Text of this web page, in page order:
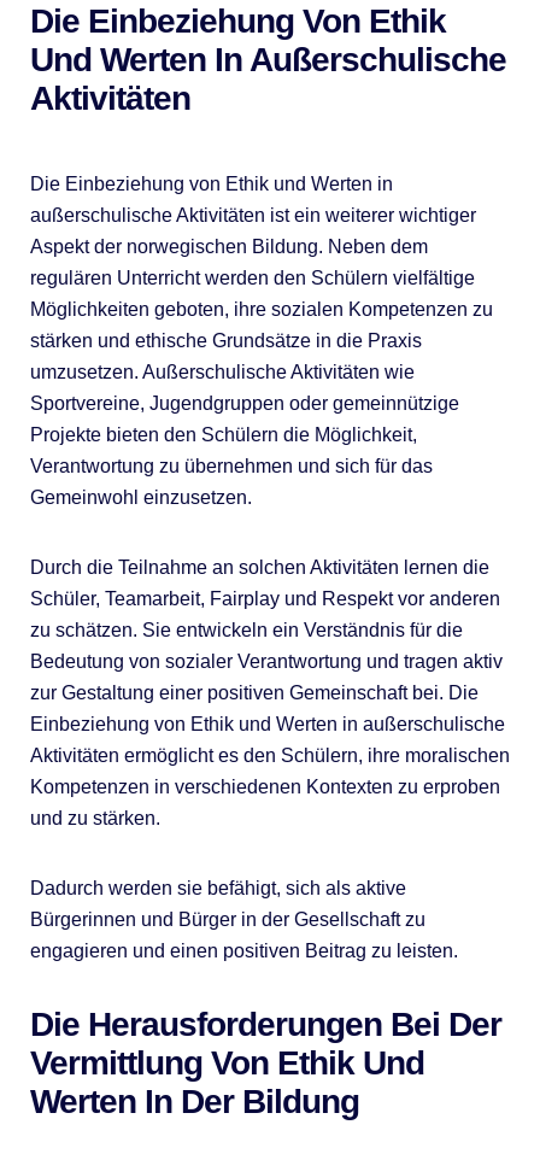
Die Einbeziehung Von Ethik
Und Werten In Außerschulische
Aktivitäten
Die Einbeziehung von Ethik und Werten in
außerschulische Aktivitäten ist ein weiterer wichtiger
Aspekt der norwegischen Bildung. Neben dem
regulären Unterricht werden den Schülern vielfältige
Möglichkeiten geboten, ihre sozialen Kompetenzen zu
stärken und ethische Grundsätze in die Praxis
umzusetzen. Außerschulische Aktivitäten wie
Sportvereine, Jugendgruppen oder gemeinnützige
Projekte bieten den Schülern die Möglichkeit,
Verantwortung zu übernehmen und sich für das
Gemeinwohl einzusetzen.
Durch die Teilnahme an solchen Aktivitäten lernen die
Schüler, Teamarbeit, Fairplay und Respekt vor anderen
zu schätzen. Sie entwickeln ein Verständnis für die
Bedeutung von sozialer Verantwortung und tragen aktiv
zur Gestaltung einer positiven Gemeinschaft bei. Die
Einbeziehung von Ethik und Werten in außerschulische
Aktivitäten ermöglicht es den Schülern, ihre moralischen
Kompetenzen in verschiedenen Kontexten zu erproben
und zu stärken.
Dadurch werden sie befähigt, sich als aktive
Bürgerinnen und Bürger in der Gesellschaft zu
engagieren und einen positiven Beitrag zu leisten.
Die Herausforderungen Bei Der
Vermittlung Von Ethik Und
Werten In Der Bildung